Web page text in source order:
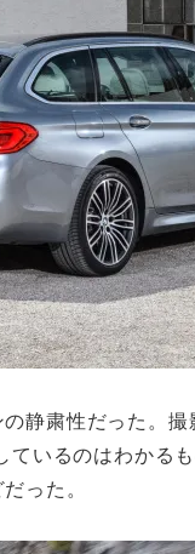
静粛性だった。
いるのはわかる
った。